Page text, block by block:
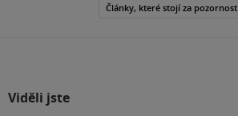
Články, které stojí za pozornost
Viděli jste